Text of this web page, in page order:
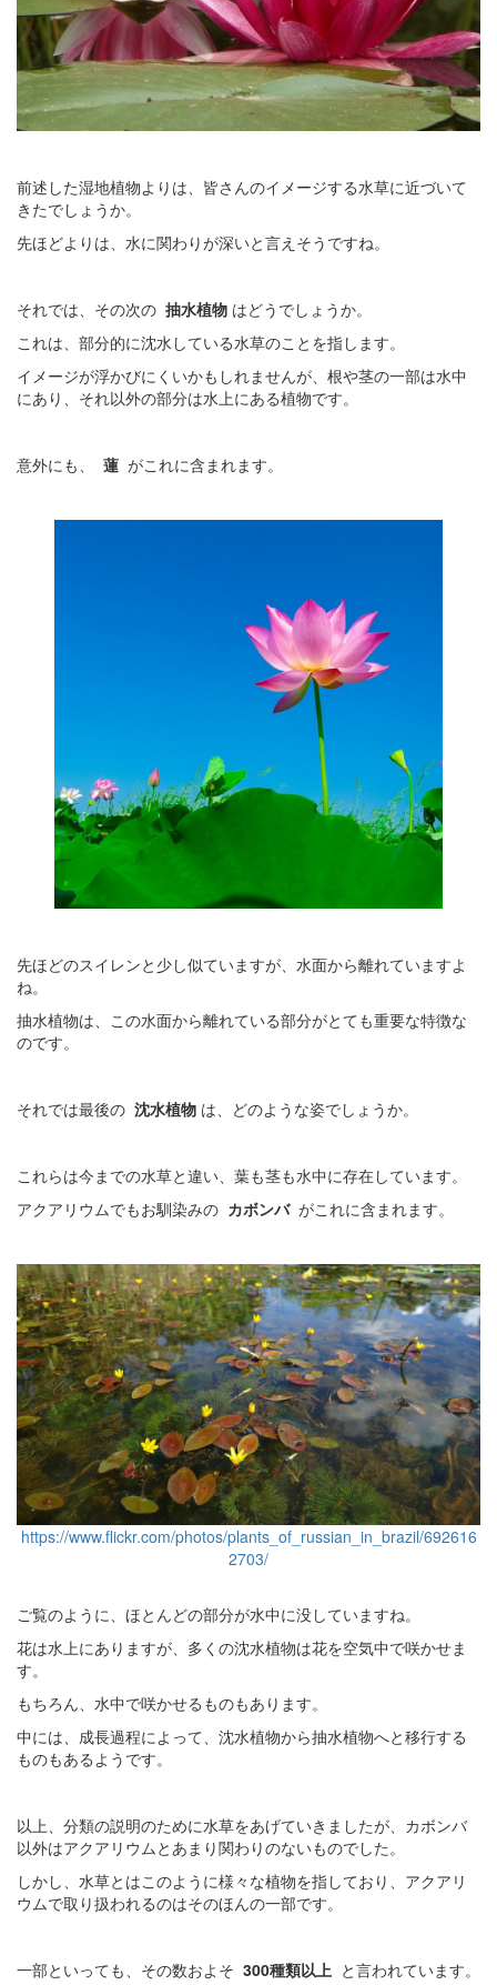
前述した湿地植物よりは、皆さんのイメージする水草に近づいて
きたでしょうか。
先ほどよりは、水に関わりが深いと言えそうですね。
それでは、その次の 抽水植物 はどうでしょうか。
これは、部分的に沈水している水草のことを指します。
イメージが浮かびにくいかもしれませんが、根や茎の一部は水中
にあり、それ以外の部分は水上にある植物です。
意外にも、 蓮 がこれに含まれます。
先ほどのスイレンと少し似ていますが、水面から離れていますよ
ね。
抽水植物は、この水面から離れている部分がとても重要な特徴な
のです。
それでは最後の 沈水植物 は、どのような姿でしょうか。
これらは今までの水草と違い、葉も茎も水中に存在しています。
アクアリウムでもお馴染みの カボンバ がこれに含まれます。
https://www.flickr.com/photos/plants_of_russian_in_brazil/692616
2703/
ご覧のように、ほとんどの部分が水中に没していますね。
花は水上にありますが、多くの沈水植物は花を空気中で咲かせま
す。
もちろん、水中で咲かせるものもあります。
中には、成長過程によって、沈水植物から抽水植物へと移行する
ものもあるようです。
以上、分類の説明のために水草をあげていきましたが、カボンバ
以外はアクアリウムとあまり関わりのないものでした。
しかし、水草とはこのように様々な植物を指しており、アクアリ
ウムで取り扱われるのはそのほんの一部です。
一部といっても、その数およそ 300種類以上 と言われています。